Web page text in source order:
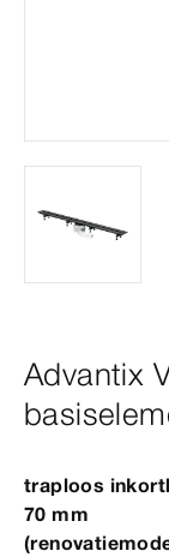
Advantix
traploos
70 mm